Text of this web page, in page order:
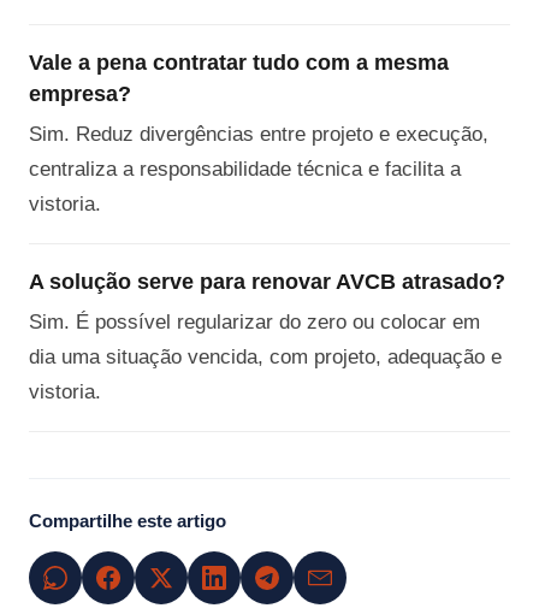
Vale a pena contratar tudo com a mesma
empresa?
Sim. Reduz divergências entre projeto e execução,
centraliza a responsabilidade técnica e facilita a
vistoria.
A solução serve para renovar AVCB atrasado?
Sim. É possível regularizar do zero ou colocar em
dia uma situação vencida, com projeto, adequação e
vistoria.
Compartilhe este artigo